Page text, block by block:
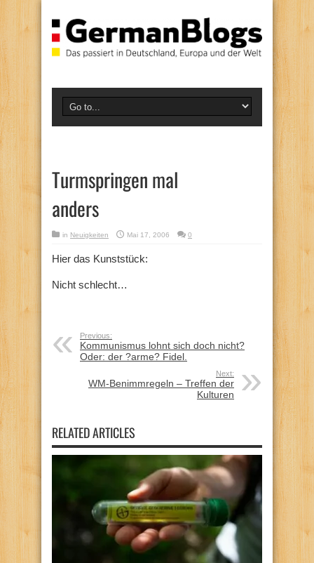
Turmspringen mal
anders
in Neuigkeiten Mai 17, 2006 0
Hier das Kunststück:
Nicht schlecht…
Previous:
Kommunismus lohnt sich doch nicht?
Oder: der ?arme? Fidel.
Next:
WM-Benimmregeln – Treffen der
Kulturen
RELATED ARTICLES